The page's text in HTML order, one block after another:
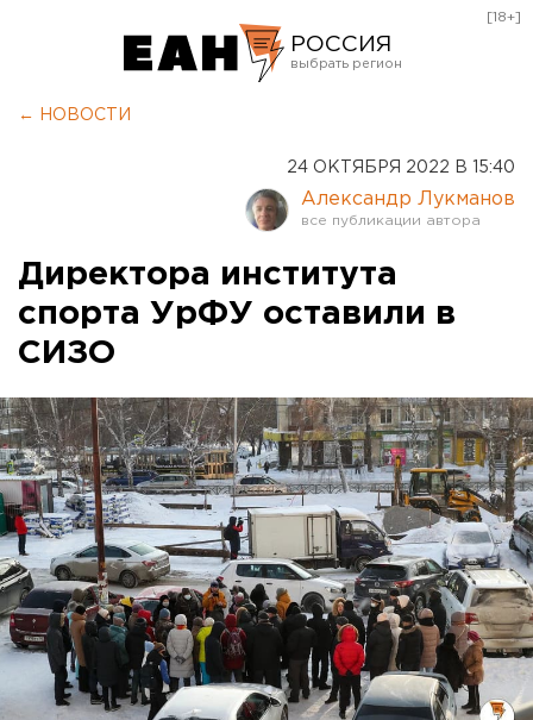
РОССИЯ
Оренбург
[18+]
← НОВОСТИ
24 ОКТЯБРЯ 2022 В 15:40
Александр Лукманов
Директора института
спорта УрФУ оставили в
СИЗО